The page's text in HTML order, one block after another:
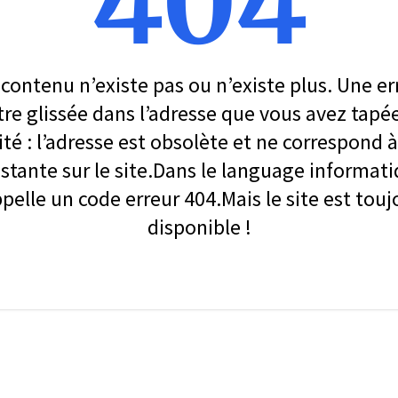
n’existe pas ou n’existe plus. Une
glissée dans l’adresse que vous avez
: l’adresse est obsolète et ne correspond
sur le site.Dans le language
un code erreur 404.Mais le site est
disponible !